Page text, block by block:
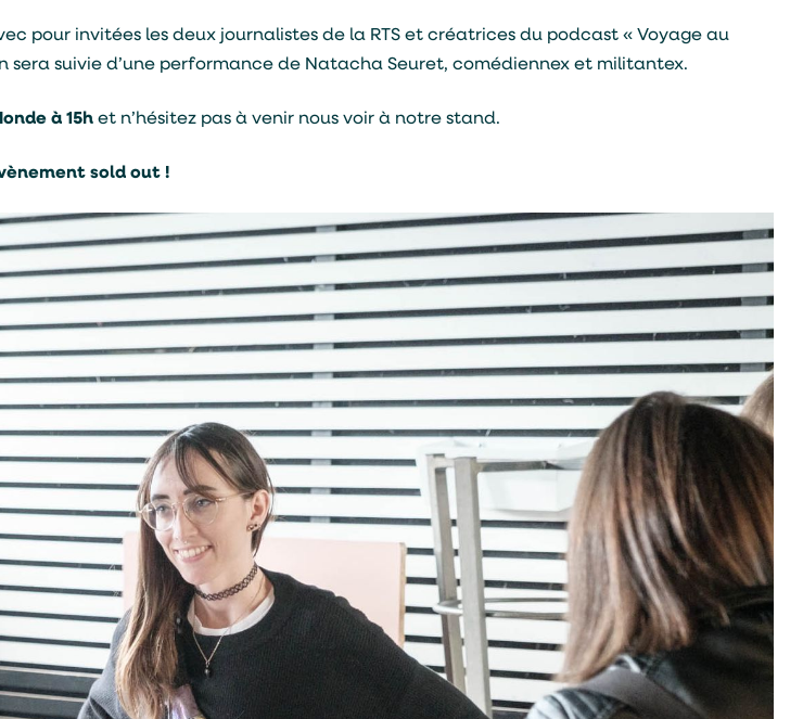
pour invitées les deux journalistes de la RTS et créatrices du podcast « Voyage au
sera suivie d’une performance de Natacha Seuret, comédiennex et militantex.
à 15h et n’hésitez pas à venir nous voir à notre stand.
sold out !